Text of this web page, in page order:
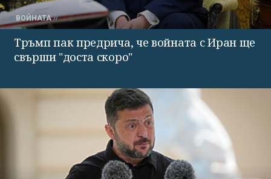
ВОЙНАТА
Тръмп пак предрича, че войната с Иран ще
свърши "доста скоро"